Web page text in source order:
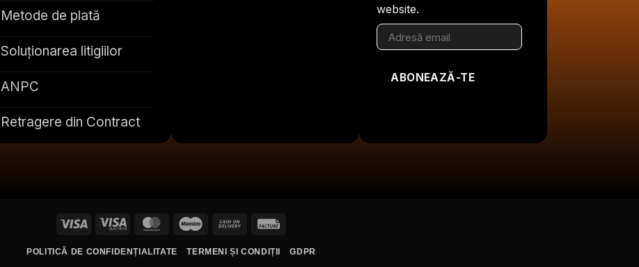
Metode de plată
Soluționarea litigiilor
ANPC
Retragere din Contract
website.
Adresă
email
ABONEAZĂ-TE
Visa
Visa
MasterCardMaestro
Cash
Delivery
POLITICĂ DE CONFIDENȚIALITATE TERMENI ȘI CONDIȚII GDPR